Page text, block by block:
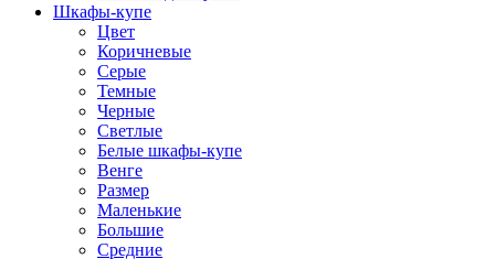
Шкафы-купе
Цвет
Коричневые
Серые
Темные
Черные
Светлые
Белые шкафы-купе
Венге
Размер
Маленькие
Большие
Средние